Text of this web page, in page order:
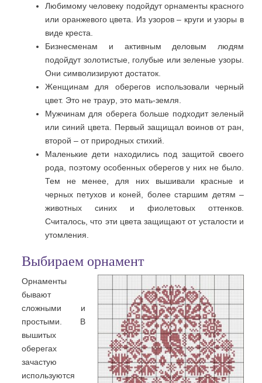
Любимому человеку подойдут орнаменты красного
или оранжевого цвета. Из узоров – круги и узоры в
виде креста.
Бизнесменам и активным деловым людям
подойдут золотистые, голубые или зеленые узоры.
Они символизируют достаток.
Женщинам для оберегов использовали черный
цвет. Это не траур, это мать-земля.
Мужчинам для оберега больше подходит зеленый
или синий цвета. Первый защищал воинов от ран,
второй – от природных стихий.
Маленькие дети находились под защитой своего
рода, поэтому особенных оберегов у них не было.
Тем не менее, для них вышивали красные и
черных петухов и коней, более старшим детям –
животных синих и фиолетовых оттенков.
Считалось, что эти цвета защищают от усталости и
утомления.
Выбираем орнамент
Орнаменты
бывают
сложными и
простыми. В
вышитых
оберегах
зачастую
используются